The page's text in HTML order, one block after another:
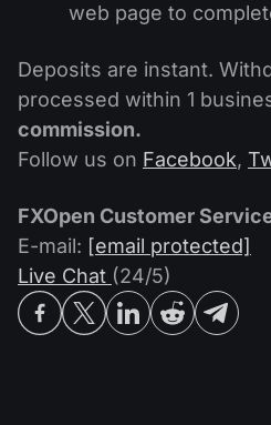
web page to
Deposits are instant.
processed within 1
commission.
Follow us on Facebook,
FXOpen Customer
E-mail: [email protected]
Live Chat (24/5)